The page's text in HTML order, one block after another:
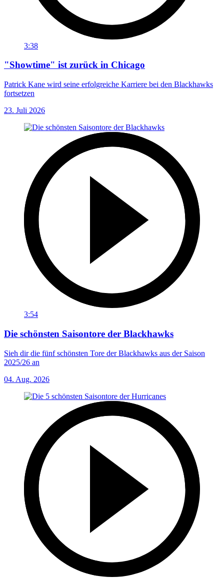
3:38
"Showtime" ist zurück in Chicago
Patrick Kane wird seine erfolgreiche Karriere bei den Blackhawks
fortsetzen
23. Juli 2026
3:54
Die schönsten Saisontore der Blackhawks
Sieh dir die fünf schönsten Tore der Blackhawks aus der Saison
2025/26 an
04. Aug. 2026